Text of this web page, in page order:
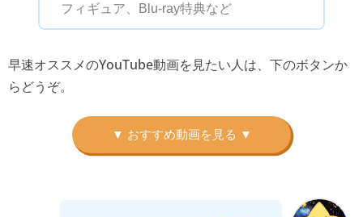
フィギュア、Blu-ray特典など
早速オススメのYouTube動画を見たい人は、下のボタンか
らどうぞ。